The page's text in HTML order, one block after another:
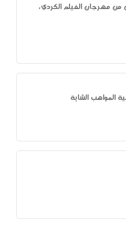
من مهرجان الفيلم الكردي،
المواهب الشابة